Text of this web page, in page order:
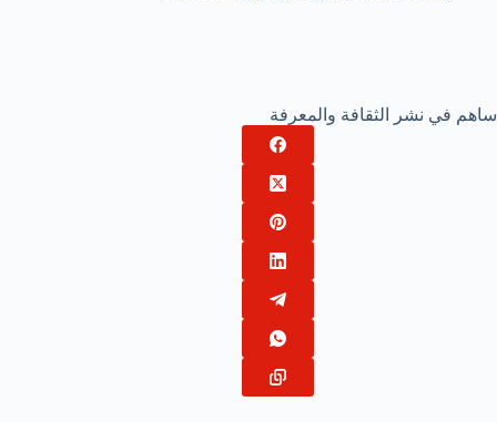
ساهم في نشر الثقافة والمعرفة